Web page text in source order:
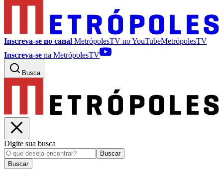
Inscreva-se no canal MetrópolesTV noYouTubeMetrópolesTV
Inscreva-se na MetrópolesTV
Busca
Digite sua busca
Buscar
Buscar